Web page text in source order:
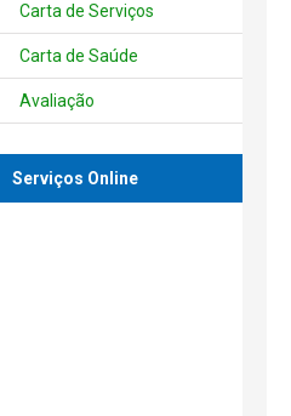
Carta de Serviços
Carta de Saúde
Avaliação
Serviços Online